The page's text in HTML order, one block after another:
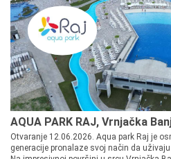
AQUA PARK RAJ, Vrnjačka
Otvaranje 12.06.2026. Aqua park Raj je
generacije pronalaze svoj način da